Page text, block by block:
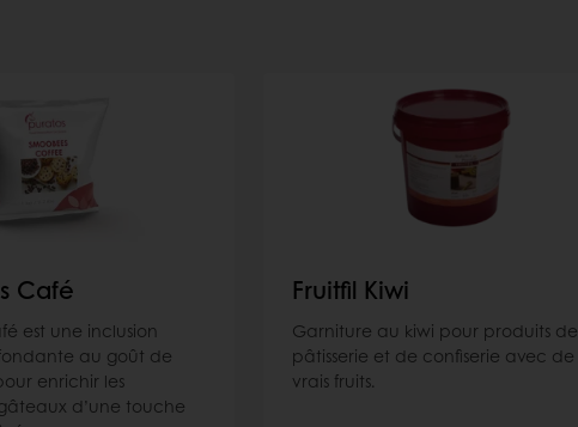
Café
est une inclusion
au goût de
enrichir les
d’une touche
Fruitfil Kiwi
Garniture au kiwi pour produits de
pâtisserie et de confiserie avec de
vrais fruits.